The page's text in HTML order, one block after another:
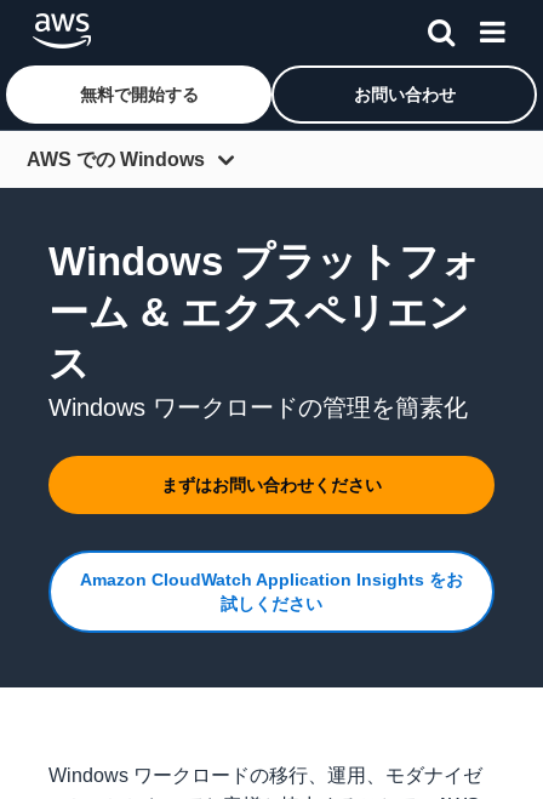
メインコンテンツに移動
無料で開始する お問い合わせ
AWS での Windows
トピック
ライセンシング
リソース
パートナー
Windows プラットフォ
ーム & エクスペリエン
ス
Windows ワークロードの管理を簡素化
まずはお問い合わせください
Amazon CloudWatch Application Insights をお
試しください
Windows ワークロードの移行、運用、モダナイゼ